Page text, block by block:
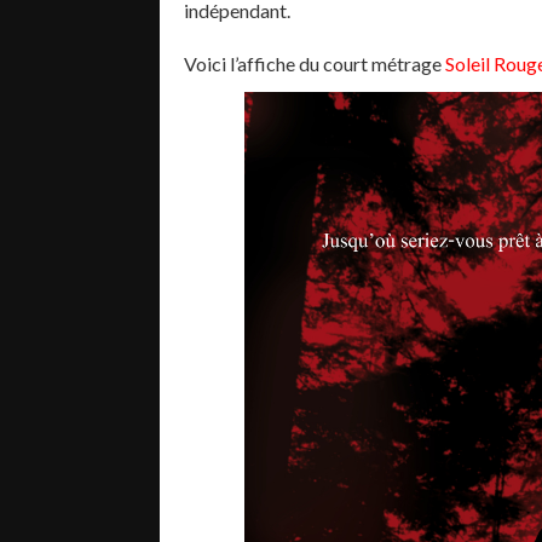
indépendant.
Voici l’affiche du court métrageSoleil